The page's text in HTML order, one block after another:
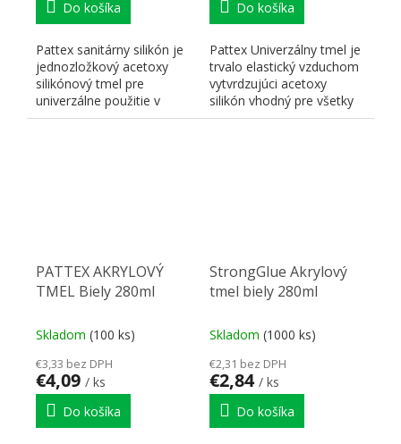
Do košíka
Pattex sanitárny silikón je
jednozložkový acetoxy
silikónový tmel pre
univerzálne použitie v
interiéri aj exteriéri....
Do košíka
Pattex Univerzálny tmel je
trvalo elastický vzduchom
vytvrdzujúci acetoxy
silikón vhodný pre všetky
konštrukčné...
PATTEX AKRYLOVÝ
TMEL Biely 280ml
Skladom (100 ks)
€3,33 bez DPH
€4,09 / ks
Do košíka
StrongGlue Akrylový
tmel biely 280ml
Skladom (1000 ks)
€2,31 bez DPH
€2,84 / ks
Do košíka